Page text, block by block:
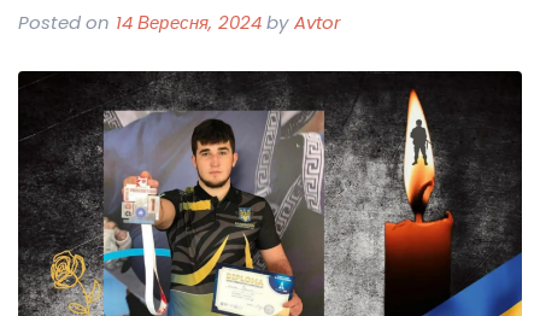
Posted on 14 Вересня, 2024byAvtor